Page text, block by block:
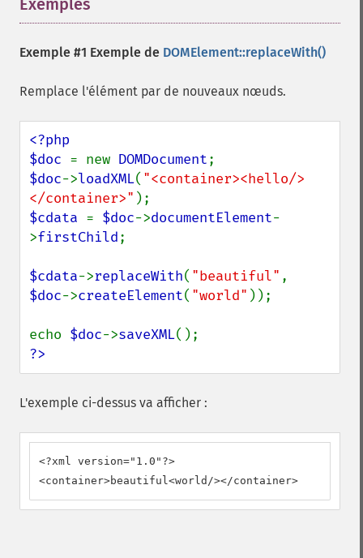
Exemples
Exemple #1 Exemple de DOMElement::replaceWith()
Remplace l'élément par de nouveaux nœuds.
<?php
$doc = new DOMDocument
$doc->loadXML( "<container><hello/>
</container>"
$cdata = $doc->documentElement-
>firstChild;
$cdata->replaceWith( "beautiful"
$doc->createElement( "world" ));
echo $doc->saveXML
?>
L'exemple ci-dessus va afficher :
<?xml version="1.0"?>
<container>beautiful<world/></container>